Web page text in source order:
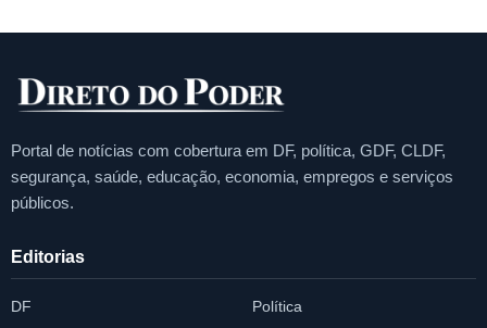
Portal de notícias com cobertura em DF, política, GDF, CLDF,
segurança, saúde, educação, economia, empregos e serviços
públicos.
Editorias
DF Política